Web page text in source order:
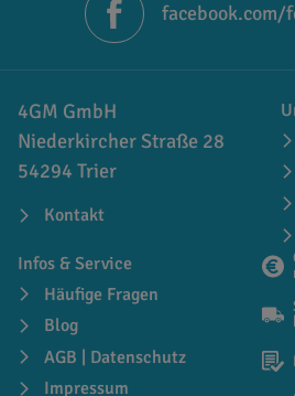
4GM GmbH
Niederkircher Straße 28
54294 Trier
Kontakt
Infos & Service
Häufige Fragen
Blog
AGB | Datenschutz
Impressum